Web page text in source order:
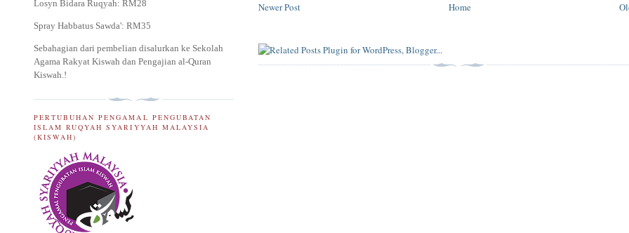
Newer Post Home
Losyn Bidara Ruqyah: RM28
Spray Habbatus Sawda': RM35
Sebahagian dari pembelian disalurkan ke Sekolah
Agama Rakyat Kiswah dan Pengajian al-Quran
Kiswah.!
PERTUBUHAN PENGAMAL PENGUBATAN
ISLAM RUQYAH SYARIYYAH MALAYSIA
(KISWAH)